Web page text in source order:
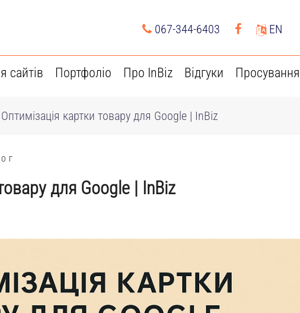
067-344-6403 EN
сайтів Портфоліо Про InBiz Відгуки Просування
Оптимізація картки товару для Google | InBiz
для Google | InBiz